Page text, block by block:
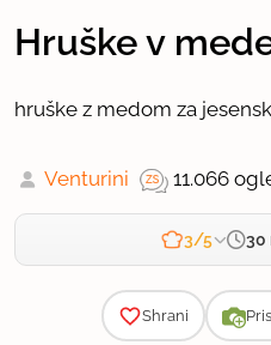
Hruške v
hruške z medom za
Venturini 11.066
3/5 30
Shrani